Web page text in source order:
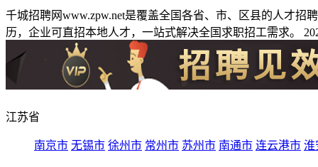
千城招聘网www.zpw.net是覆盖全国各省、市、区县的人才
历，企业可直招本地人才，一站式解决全国求职招工需求。
江苏省
南京市 无锡市 徐州市 常州市 苏州市 南通市 连云港市 淮